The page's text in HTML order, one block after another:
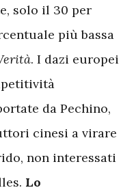
solo il 30 per
più bassa
. I dazi europei
da Pechino,
cinesi a virare
non interessati
Lo